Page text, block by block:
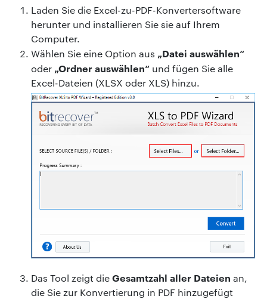
Laden Sie die Excel-zu-PDF-Konvertersoftware
herunter und installieren Sie sie auf Ihrem
Computer.
Wählen Sie eine Option aus „Datei auswählen“
oder „Ordner auswählen“ und fügen Sie alle
Excel-Dateien (XLSX oder XLS) hinzu.
Das Tool zeigt dieGesamtzahl aller Dateien an,
die Sie zur Konvertierung in PDF hinzugefügt